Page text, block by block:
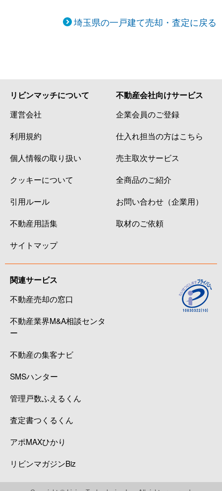
埼玉県の一戸建て売却・査定に戻る
リビンマッチについて
運営会社
利用規約
個人情報の取り扱い
クッキーについて
引用ルール
不動産用語集
サイトマップ
不動産会社向けサービス
企業会員のご登録
仕入れ担当の方はこちら
売主取次サービス
全商品のご紹介
お問い合わせ（企業用）
取材のご依頼
関連サービス
不動産売却の窓口
不動産業界M&A相談センタ
ー
不動産の集客ナビ
SMSハンター
管理戸数ふえるくん
査定書つくるくん
アポMAXひかり
リビンマガジンBiz